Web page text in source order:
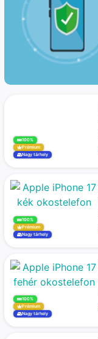
100%
Prémium
Nagy tárhely
100%
Prémium
Nagy tárhely
100%
Prémium
Nagy tárhely